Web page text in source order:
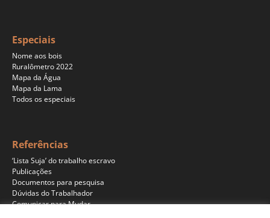
Especiais
Nome aos bois
Ruralômetro 2022
Mapa da Água
Mapa da Lama
Todos os especiais
Referências
‘Lista Suja’ do trabalho escravo
Publicações
Documentos para pesquisa
Dúvidas do Trabalhador
Comunicar para Mudar